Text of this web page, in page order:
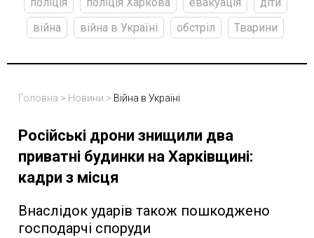
війна
війна в Україні обстріл Тварини
Головна > Новини > Війна в Україні
Російські дрони знищили два
приватні будинки на Харківщині:
кадри з місця
Внаслідок ударів також пошкоджено
господарчі споруди